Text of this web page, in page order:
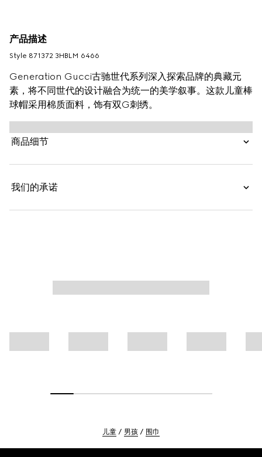
产品描述
Style ‎871372 3HBLM 6466
Generation Gucci古驰世代系列深入探索品牌的典藏元
素，将不同世代的设计融合为统一的美学叙事。这款儿童棒
球帽采用棉质面料，饰有双G刺绣。
商品细节
我们的承诺
儿童 男孩 围巾